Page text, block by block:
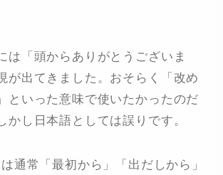
は「頭からありがとうございま
が出てきました。おそらく「改め
といった意味で使いたかったのだ
かし日本語としては誤りです。
は通常「最初から」「出だしから」